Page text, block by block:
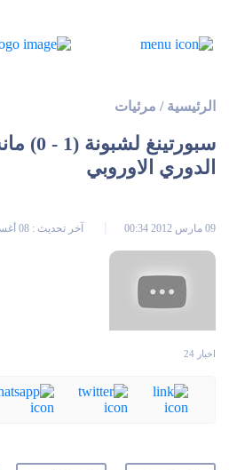
الرئيسية / مرئيات
الدوري الاوروبي
09 مارس 2012 00:34 آخر تحديث : 08 أغسطس 2026 04:41
اخبار 24